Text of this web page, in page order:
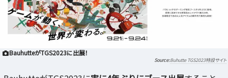
BauhutteがTGS2023に出展！
Buhutte TGS2023特設サイト